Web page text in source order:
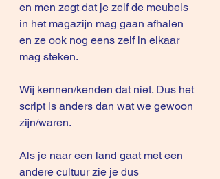
en men zegt dat je zelf de meubels
in het magazijn mag gaan afhalen
en ze ook nog eens zelf in elkaar
mag steken.
Wij kennen/kenden dat niet. Dus het
script is anders dan wat we gewoon
zijn/waren.
Als je naar een land gaat met een
andere cultuur zie je dus